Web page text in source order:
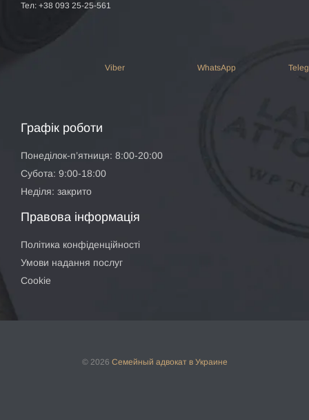
Тел: +38 093 25-25-561
Viber WhatsApp
Графік роботи
Понеділок-п’ятниця: 8:00-20:00
Субота: 9:00-18:00
Неділя: закрито
Правова інформація
Політика конфіденційності
Умови надання послуг
Cookie
© 2026 Семейный адвокат в Украине